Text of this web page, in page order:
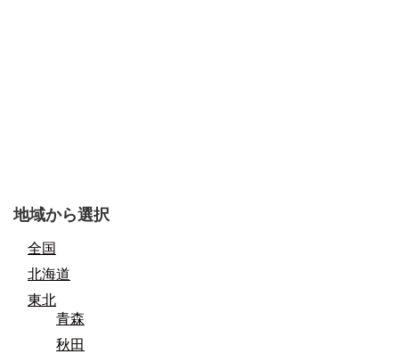
地域から選択
全国
北海道
東北
青森
秋田